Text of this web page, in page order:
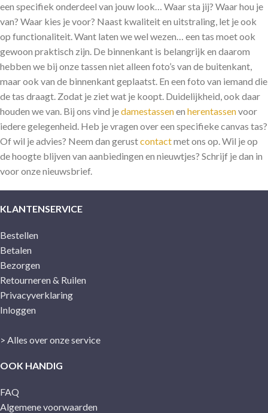
een specifiek onderdeel van jouw look… Waar sta jij? Waar hou je
van? Waar kies je voor? Naast kwaliteit en uitstraling, let je ook
op functionaliteit. Want laten we wel wezen… een tas moet ook
gewoon praktisch zijn. De binnenkant is belangrijk en daarom
hebben we bij onze tassen niet alleen foto’s van de buitenkant,
maar ook van de binnenkant geplaatst. En een foto van iemand die
de tas draagt. Zodat je ziet wat je koopt. Duidelijkheid, ook daar
houden we van. Bij ons vind jedamestassenen herentassenvoor
iedere gelegenheid. Heb je vragen over een specifieke canvas tas?
Of wil je advies? Neem dan gerustcontactmet ons op. Wil je op
de hoogte blijven van aanbiedingen en nieuwtjes? Schrijf je dan in
voor onze nieuwsbrief.
KLANTENSERVICE
Bestellen
Betalen
Bezorgen
Retourneren & Ruilen
Privacyverklaring
Inloggen
> Alles over onze service
OOK HANDIG
FAQ
Algemene voorwaarden